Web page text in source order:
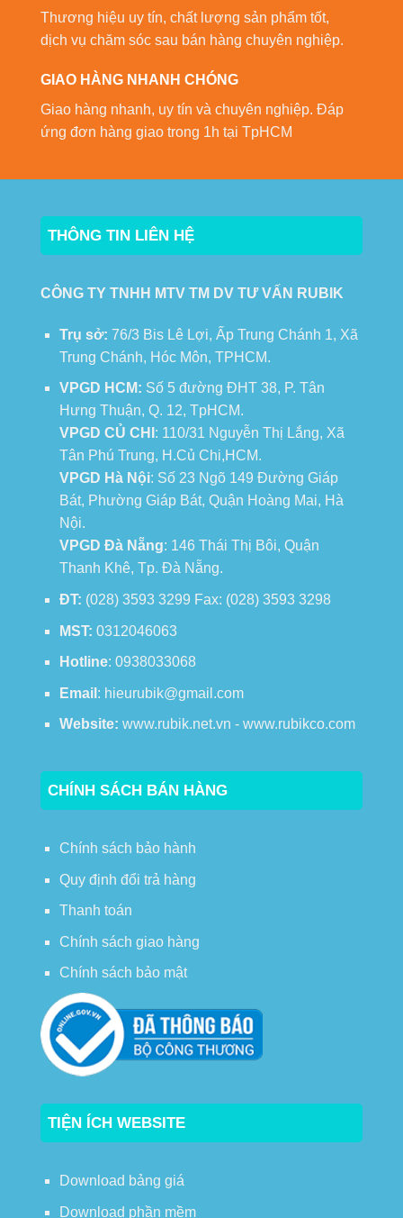
Thương hiệu uy tín, chất lượng sản phẩm tốt,
dịch vụ chăm sóc sau bán hàng chuyên nghiệp.
GIAO HÀNG NHANH CHÓNG
Giao hàng nhanh, uy tín và chuyên nghiệp. Đáp
ứng đơn hàng giao trong 1h tại TpHCM
THÔNG TIN LIÊN HỆ
CÔNG TY TNHH MTV TM DV TƯ VẤN RUBIK
Trụ sở: 76/3 Bis Lê Lợi, Ấp Trung Chánh 1, Xã
Trung Chánh, Hóc Môn, TPHCM.
VPGD HCM: Số 5 đường ĐHT 38, P. Tân
Hưng Thuận, Q. 12, TpHCM.
VPGD CỦ CHI : 110/31 Nguyễn Thị Lắng, Xã
Tân Phú Trung, H.Củ Chi,HCM.
VPGD Hà Nội: Số 23 Ngõ 149 Đường Giáp
Bát, Phường Giáp Bát, Quận Hoàng Mai, Hà
Nội.
VPGD Đà Nẵng: 146 Thái Thị Bôi, Quận
Thanh Khê, Tp. Đà Nẵng.
ĐT: (028) 3593 3299 Fax: (028) 3593 3298
MST: 0312046063
Hotline: 0938033068
Email : hieurubik@gmail.com
Website: www.rubik.net.vn - www.rubikco.com
CHÍNH SÁCH BÁN HÀNG
Chính sách bảo hành
Quy định đổi trả hàng
Thanh toán
Chính sách giao hàng
Chính sách bảo mật
TIỆN ÍCH WEBSITE
Download bảng giá
Download phần mềm